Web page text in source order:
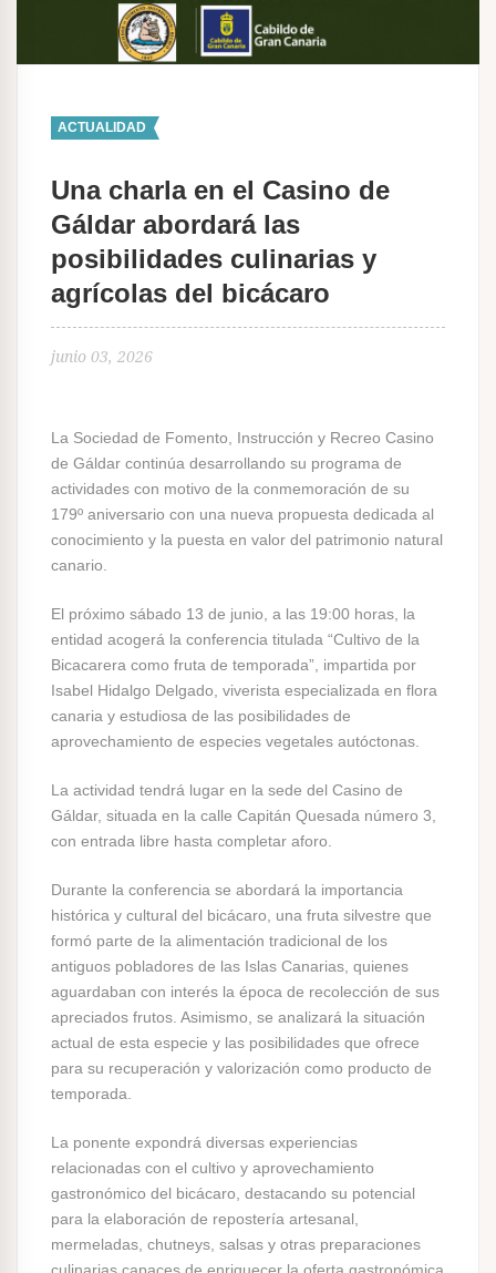
ACTUALIDAD
Una charla en el Casino de
Gáldar abordará las
posibilidades culinarias y
agrícolas del bicácaro
junio 03, 2026
La Sociedad de Fomento, Instrucción y Recreo Casino
de Gáldar continúa desarrollando su programa de
actividades con motivo de la conmemoración de su
179º aniversario con una nueva propuesta dedicada al
conocimiento y la puesta en valor del patrimonio natural
canario.
El próximo sábado 13 de junio, a las 19:00 horas, la
entidad acogerá la conferencia titulada “Cultivo de la
Bicacarera como fruta de temporada”, impartida por
Isabel Hidalgo Delgado, viverista especializada en flora
canaria y estudiosa de las posibilidades de
aprovechamiento de especies vegetales autóctonas.
La actividad tendrá lugar en la sede del Casino de
Gáldar, situada en la calle Capitán Quesada número 3,
con entrada libre hasta completar aforo.
Durante la conferencia se abordará la importancia
histórica y cultural del bicácaro, una fruta silvestre que
formó parte de la alimentación tradicional de los
antiguos pobladores de las Islas Canarias, quienes
aguardaban con interés la época de recolección de sus
apreciados frutos. Asimismo, se analizará la situación
actual de esta especie y las posibilidades que ofrece
para su recuperación y valorización como producto de
temporada.
La ponente expondrá diversas experiencias
relacionadas con el cultivo y aprovechamiento
gastronómico del bicácaro, destacando su potencial
para la elaboración de repostería artesanal,
mermeladas, chutneys, salsas y otras preparaciones